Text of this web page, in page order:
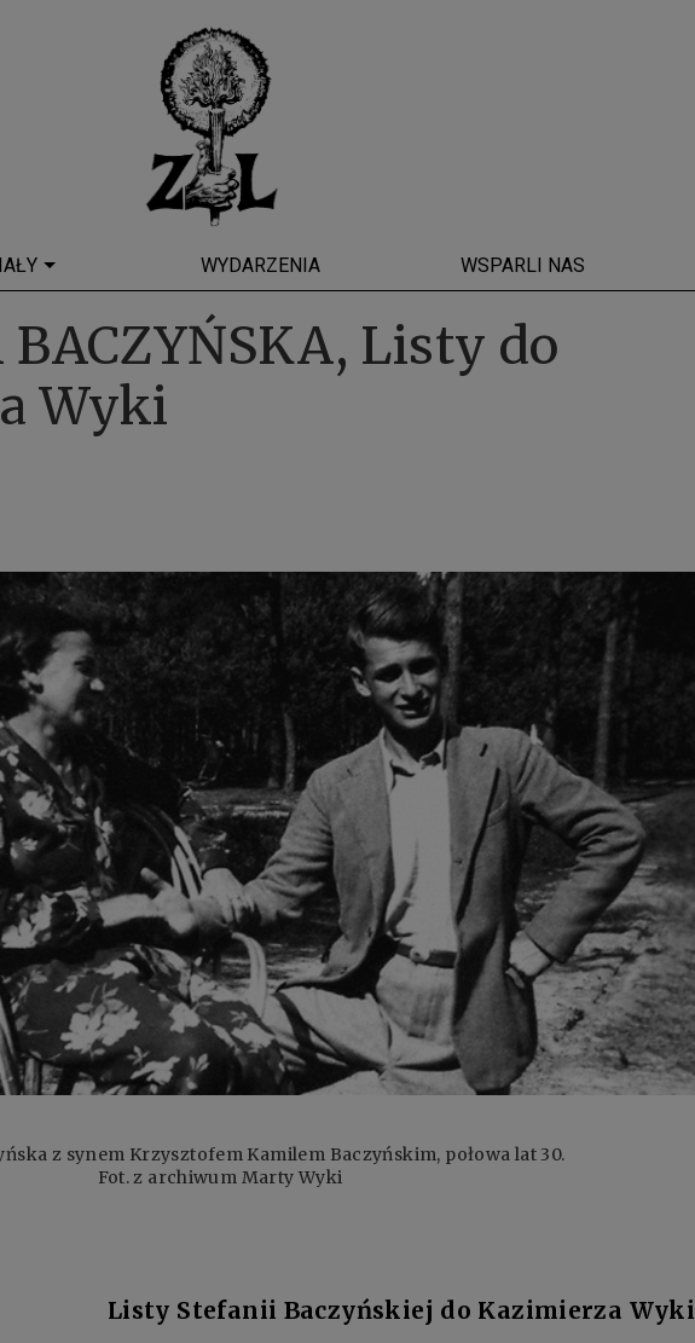
WYDARZENIA WSPARLI NAS
BACZYŃSKA, Listy do
Wyki
z synem Krzysztofem Kamilem Baczyńskim, połowa lat 30.
Fot. z archiwum Marty Wyki
Listy Stefanii Baczyńskiej do Kazimierza Wyki